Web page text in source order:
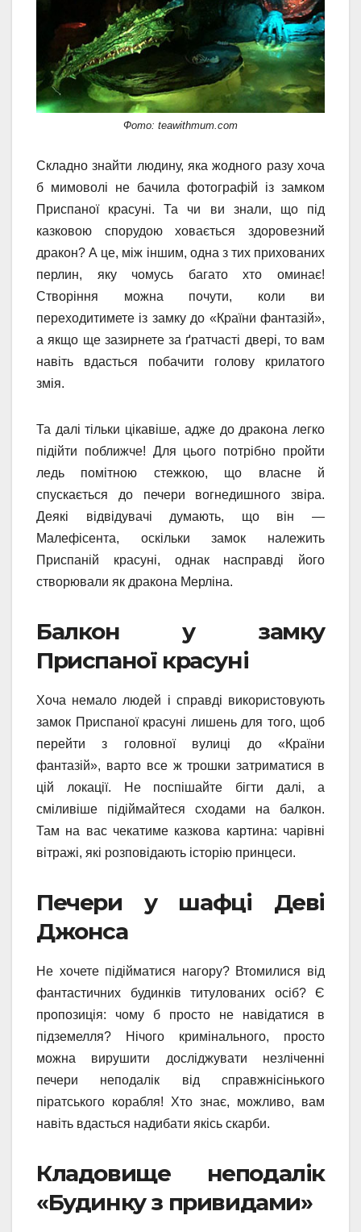
Фото: teawithmum.com
Складно знайти людину, яка жодного разу хоча
б мимоволі не бачила фотографій із замком
Приспаної красуні. Та чи ви знали, що під
казковою спорудою ховається здоровезний
дракон? А це, між іншим, одна з тих прихованих
перлин, яку чомусь багато хто оминає!
Створіння можна почути, коли ви
переходитимете із замку до «Країни фантазій»,
а якщо ще зазирнете за ґратчасті двері, то вам
навіть вдасться побачити голову крилатого
змія.
Та далі тільки цікавіше, адже до дракона легко
підійти поближче! Для цього потрібно пройти
ледь помітною стежкою, що власне й
спускається до печери вогнедишного звіра.
Деякі відвідувачі думають, що він —
Малефісента, оскільки замок належить
Приспаній красуні, однак насправді його
створювали як дракона Мерліна.
Балкон у замку
Приспаної красуні
Хоча немало людей і справді використовують
замок Приспаної красуні лишень для того, щоб
перейти з головної вулиці до «Країни
фантазій», варто все ж трошки затриматися в
цій локації. Не поспішайте бігти далі, а
сміливіше підіймайтеся сходами на балкон.
Там на вас чекатиме казкова картина: чарівні
вітражі, які розповідають історію принцеси.
Печери у шафці Деві
Джонса
Не хочете підійматися нагору? Втомилися від
фантастичних будинків титулованих осіб? Є
пропозиція: чому б просто не навідатися в
підземелля? Нічого кримінального, просто
можна вирушити досліджувати незліченні
печери неподалік від справжнісінького
піратського корабля! Хто знає, можливо, вам
навіть вдасться надибати якісь скарби.
Кладовище неподалік
«Будинку з привидами»